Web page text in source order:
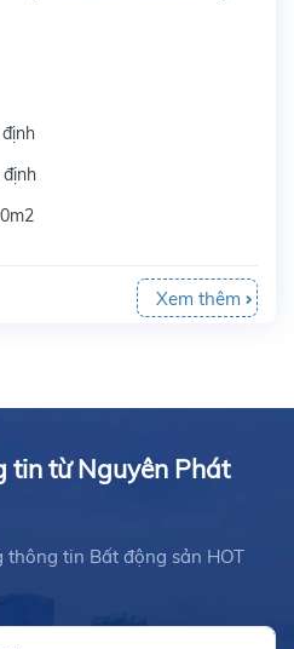
định
Xem thêm
tin từ Nguyên Phát
tin Bất động sản HOT